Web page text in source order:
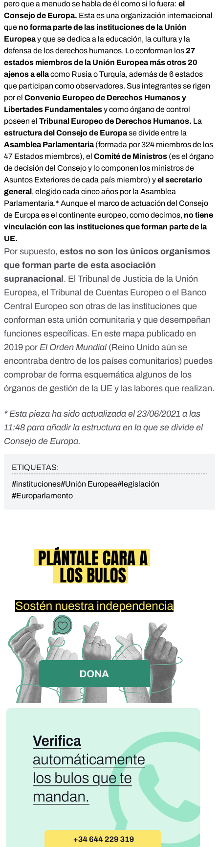
pero que a menudo se habla de él como si lo fuera: el
Consejo de Europa. Esta es una organización internacional
que no forma parte de las instituciones de la Unión
Europeay que se dedica a la educación, la cultura y la
defensa de los derechos humanos. Lo conforman los 27
estados miembrosde la Unión Europea más otros 20
ajenos a ellacomo Rusia o Turquía, además de 6 estados
que participan como observadores. Sus integrantes se rigen
por el Convenio Europeo de Derechos Humanos y
Libertades Fundamentalesy como órgano de control
poseen el Tribunal Europeo de Derechos Humanos. La
estructura del Consejo de Europase divide entre la
Asamblea Parlamentaria(formada por 324 miembros de los
47 Estados miembros), el Comité de Ministros (es el órgano
de decisión del Consejo y lo componen los ministros de
Asuntos Exteriores de cada país miembro) yel secretario
general, elegido cada cinco años por la Asamblea
Parlamentaria.* Aunque el marco de actuación del Consejo
de Europa es el continente europeo, como decimos, no tiene
vinculación con las instituciones que forman parte de la
UE.
Por supuesto, estos no son los únicos organismos
que forman parte de esta asociación
supranacional . El Tribunal de Justicia de la Unión
Europea, el Tribunal de Cuentas Europeo o el Banco
Central Europeo son otras de las instituciones que
conforman esta unión comunitaria y que desempeñan
funciones específicas. En este mapa publicado en
2019 por El Orden Mundial(Reino Unido aún se
encontraba dentro de los países comunitarios) puedes
comprobar de forma esquemática algunos de los
órganos de gestión de la UE y las labores que realizan.
* Esta pieza ha sido actualizada el 23/06/2021 a las
11:48 para añadir la estructura en la que se divide el
Consejo de Europa.
ETIQUETAS:
#instituciones#Unión Europea#legislación
#Europarlamento